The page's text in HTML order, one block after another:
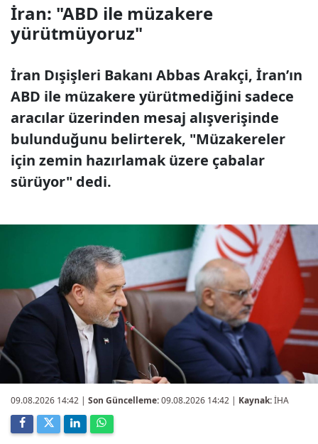
İran: "ABD ile müzakere
yürütmüyoruz"
İran Dışişleri Bakanı Abbas Arakçi, İran’ın
ABD ile müzakere yürütmediğini sadece
aracılar üzerinden mesaj alışverişinde
bulunduğunu belirterek, "Müzakereler
için zemin hazırlamak üzere çabalar
sürüyor" dedi.
09.08.2026 14:42 | Son Güncelleme:09.08.2026 14:42 | Kaynak:İHA